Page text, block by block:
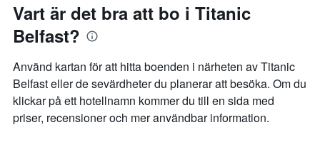
Vart är det bra att bo i Titanic
Belfast?
Använd kartan för att hitta boenden i närheten av Titanic
Belfast eller de sevärdheter du planerar att besöka. Om du
klickar på ett hotellnamn kommer du till en sida med
priser, recensioner och mer användbar information.